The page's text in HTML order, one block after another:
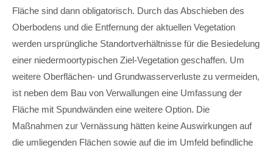
Fläche sind dann obligatorisch. Durch das Abschieben des
Oberbodens und die Entfernung der aktuellen Vegetation
werden ursprüngliche Standortverhältnisse für die Besiedelung
einer niedermoortypischen Ziel-Vegetation geschaffen. Um
weitere Oberflächen- und Grundwasserverluste zu vermeiden,
ist neben dem Bau von Verwallungen eine Umfassung der
Fläche mit Spundwänden eine weitere Option. Die
Maßnahmen zur Vernässung hätten keine Auswirkungen auf
die umliegenden Flächen sowie auf die im Umfeld befindliche